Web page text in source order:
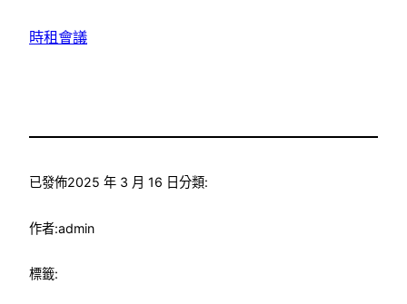
時租會議
已發佈2025 年 3 月 16 日分類:
作者:admin
標籤: